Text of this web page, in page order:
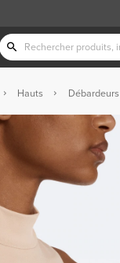
Hauts Débardeurs